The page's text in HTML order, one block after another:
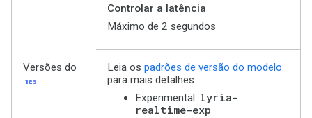
Controlar a latência
Máximo de 2 segundos
Versões do
123
Leia os padrões de versão do modelo
para mais detalhes.
Experimental: lyria-
realtime-exp